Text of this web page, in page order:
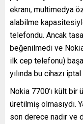
ekranı, multimedya
alabilme
telefondu. Ancak
beğenilmedi ve
ilk cep telefonu)
yılında bu cihazı
Nokia 7700’ı kült bir
üretilmiş olmasıydı.
son derece nadir ve